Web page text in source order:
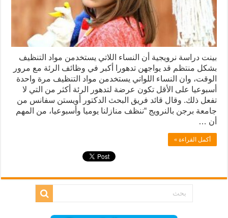
بينت دراسة نرويجية أن النساء اللاتي يستخدمن مواد التنظيف
بشكل منتظم قد يواجهن تدهورا أكبر في وظائف الرئة مع مرور
الوقت، وان النساء اللواتي يستخدمن مواد التنظيف مرة واحدة
أسبوعيا على الأقل تكون عرضة لتدهور الرئة أكثر من التي لا
تفعل ذلك. وقال قائد فريق البحث الدكتور أويستن سفانس من
جامعة برجن بالنرويج “ننظف منازلنا يوميا وأسبوعيا، من المهم
أن …
أكمل القراءة »